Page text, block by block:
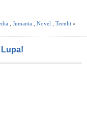
Jumanta Novel Teenlit »